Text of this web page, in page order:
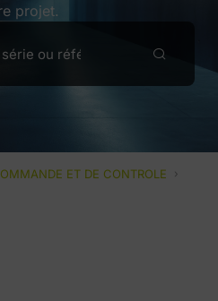
projet.
ET DE CONTROLE ›